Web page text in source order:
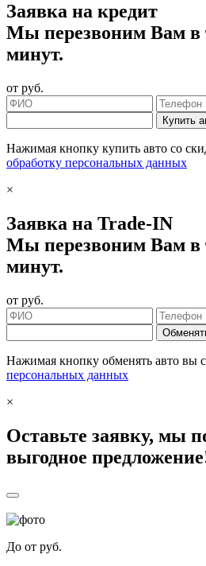
Заявка на кредит
Мы перезвоним Вам в
минут.
от руб.
Купить
Нажимая кнопку купить авто со
обработку персональных данных
×
Заявка на Trade-IN
Мы перезвоним Вам в
минут.
от руб.
Нажимая кнопку обменять авто вы
персональных данных
×
Оставьте заявку, мы
выгодное
До от руб.